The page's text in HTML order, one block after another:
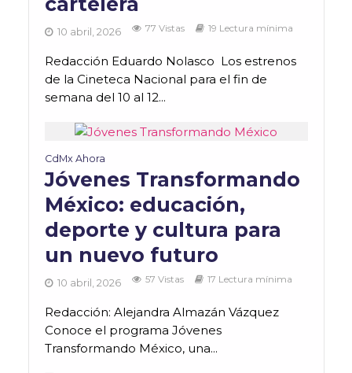
10 abril, 2026 77 Vistas 19 Lectura mínima
Redacción Eduardo Nolasco Los estrenos
de la Cineteca Nacional para el fin de
semana del 10 al 12...
CdMx Ahora
Jóvenes Transformando
México: educación,
deporte y cultura para
un nuevo futuro
10 abril, 2026 57 Vistas 17 Lectura mínima
Redacción: Alejandra Almazán Vázquez
Conoce el programa Jóvenes
Transformando México, una...